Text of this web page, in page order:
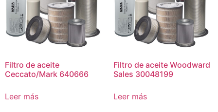
Filtro de aceite
Ceccato/Mark 640666
Leer más
Filtro de aceite Woodward
Sales 30048199
Leer más